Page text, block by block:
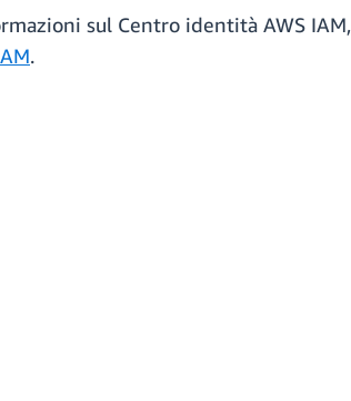
sul Centro identità AWS IAM,
.